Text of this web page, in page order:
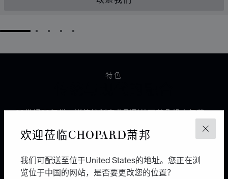
关闭
欢迎莅临CHOPARD萧邦
我们可配送至位于United States的地址。您正在浏
览位于中国的网站，是否要更改您的位置？
GO TO SLIDE 1GO TO SLIDE 2
GO TO SLIDE 3
GO TO SLIDE 4
GO TO SLIDE 5
特色
20世纪90年代，当传统制表业刚刚从石英危机中复苏，
Chopard萧邦联合总裁卡尔-弗雷德里克·舍费尔（Karl-
Friedrich Scheufele）创建了一家制表工坊，旨在开发出
路易-于利斯·萧邦（Louis-Ulysse Chopard）的传承精
髓。这枚名为L.U.C 96.01-L的微型摆陀自动机芯具备多